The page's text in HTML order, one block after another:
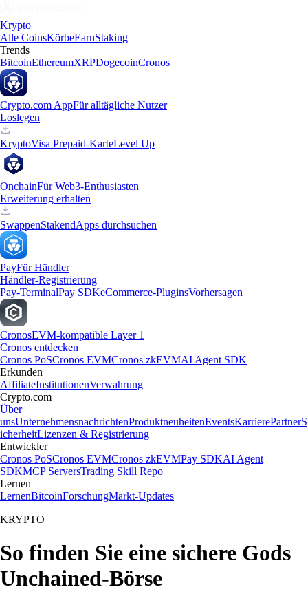
Krypto
Alle CoinsKörbeEarnStaking
Trends
BitcoinEthereumXRPDogecoinCronos
Crypto.com AppFür alltägliche Nutzer
Loslegen
KryptoVisa Prepaid-KarteLevel Up
OnchainFür Web3-Enthusiasten
Erweiterung erhalten
SwappenStakendApps durchsuchen
PayFür Händler
Händler-Registrierung
Pay-TerminalPay SDKeCommerce-PluginsVorhersagen
CronosEVM-kompatible Layer 1
Cronos entdecken
Cronos PoSCronos EVMCronos zkEVMAI Agent SDK
Erkunden
AffiliateInstitutionenVerwahrung
Crypto.com
Über
unsUnternehmensnachrichtenProduktneuheitenEventsKarrierePartnerS
icherheitLizenzen & Registrierung
Entwickler
Cronos PoSCronos EVMCronos zkEVMPay SDKAI Agent
SDKMCP ServersTrading Skill Repo
Lernen
LernenBitcoinForschungMarkt-Updates
KRYPTO
So finden Sie eine sichere Gods
Unchained-Börse